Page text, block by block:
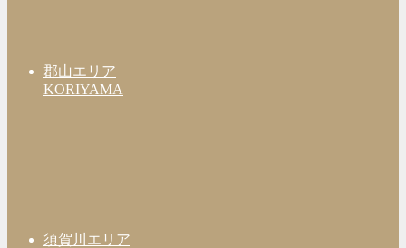
郡山エリア
KORIYAMA
須賀川エリア